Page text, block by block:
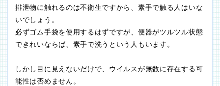
排泄物に触れるのは不衛生ですから、素手で触る人はいな
いでしょう。
必ずゴム手袋を使用するはずですが、便器がツルツル状態
できれいならば、素手で洗うという人もいます。
しかし目に見えないだけで、ウイルスが無数に存在する可
能性は否めません。